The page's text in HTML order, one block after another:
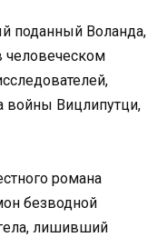
поданный Воланда,
человеческом
войны Вицлипутци,
романа
безводной
лишивший